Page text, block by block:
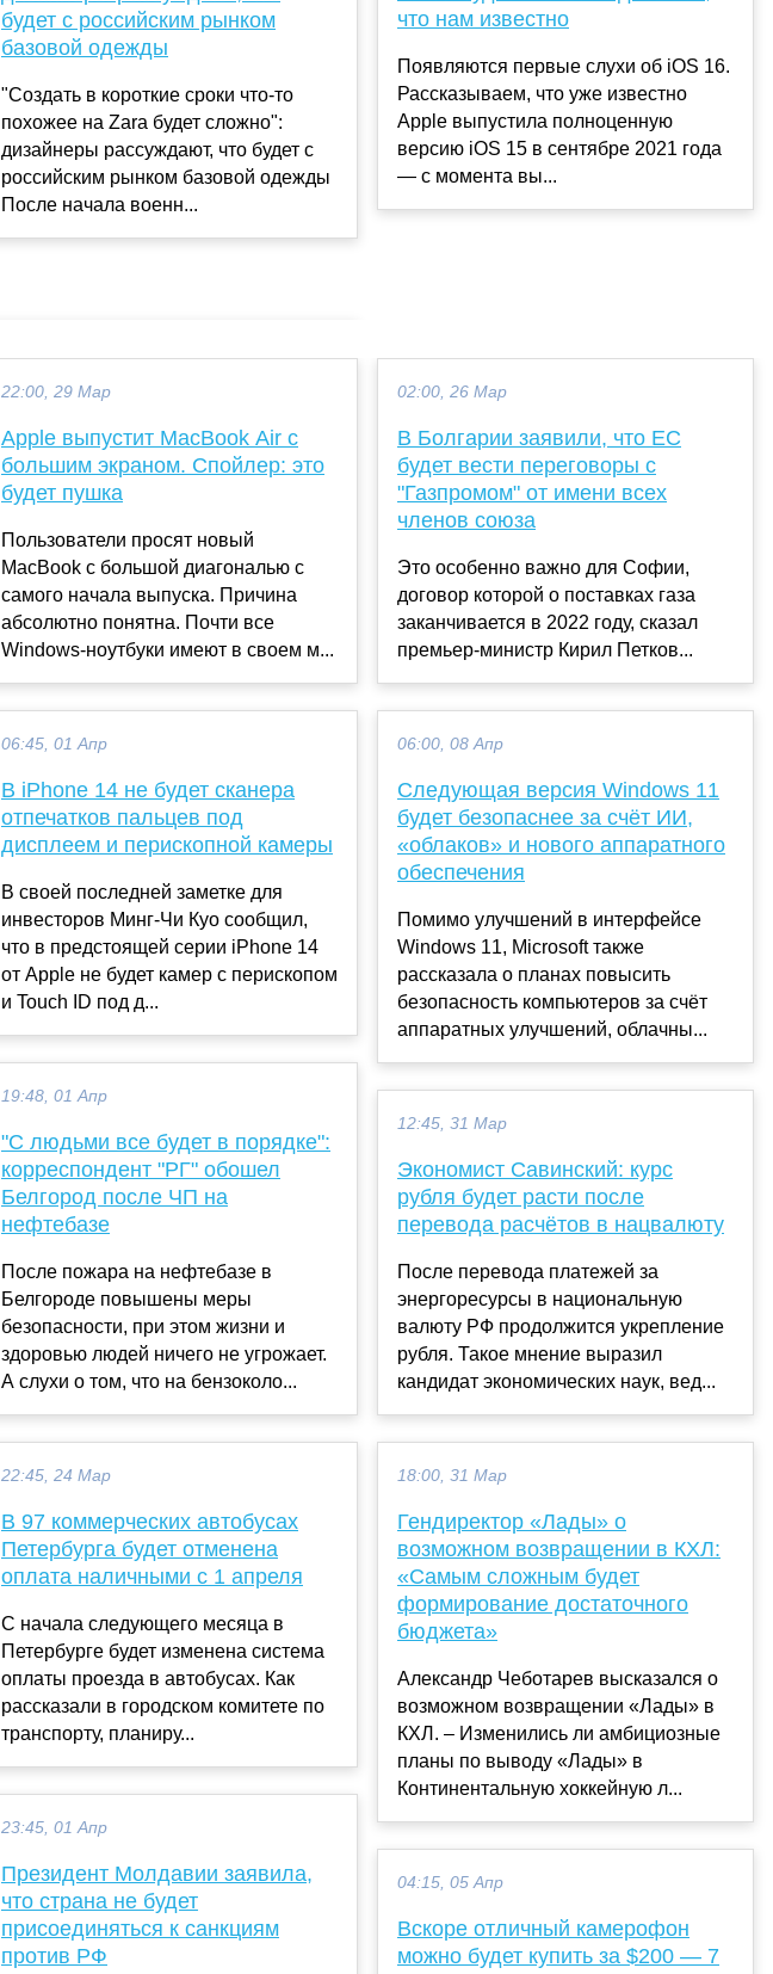
будет с российским рынком
базовой одежды
"Создать в короткие сроки что-то
похожее на Zara будет сложно":
дизайнеры рассуждают, что будет с
российским рынком базовой одежды
После начала военн...
что нам известно
Появляются первые слухи об iOS 16.
Рассказываем, что уже известно
Apple выпустила полноценную
версию iOS 15 в сентябре 2021 года
— с момента вы...
22:00, 29 Мар
Apple выпустит MacBook Air c
большим экраном. Спойлер: это
будет пушка
Пользователи просят новый
MacBook с большой диагональю с
самого начала выпуска. Причина
абсолютно понятна. Почти все
Windows-ноутбуки имеют в своем м...
06:45, 01 Апр
В iPhone 14 не будет сканера
отпечатков пальцев под
дисплеем и перископной камеры
В своей последней заметке для
инвесторов Минг-Чи Куо сообщил,
что в предстоящей серии iPhone 14
от Apple не будет камер с перископом
и Touch ID под д...
19:48, 01 Апр
"С людьми все будет в порядке":
корреспондент "РГ" обошел
Белгород после ЧП на
нефтебазе
После пожара на нефтебазе в
Белгороде повышены меры
безопасности, при этом жизни и
здоровью людей ничего не угрожает.
А слухи о том, что на бензоколо...
22:45, 24 Мар
В 97 коммерческих автобусах
Петербурга будет отменена
оплата наличными с 1 апреля
С начала следующего месяца в
Петербурге будет изменена система
оплаты проезда в автобусах. Как
рассказали в городском комитете по
транспорту, планиру...
23:45, 01 Апр
Президент Молдавии заявила,
что страна не будет
присоединяться к санкциям
против РФ
02:00, 26 Мар
В Болгарии заявили, что ЕС
будет вести переговоры с
"Газпромом" от имени всех
членов союза
Это особенно важно для Софии,
договор которой о поставках газа
заканчивается в 2022 году, сказал
премьер-министр Кирил Петков...
06:00, 08 Апр
Следующая версия Windows 11
будет безопаснее за счёт ИИ,
«облаков» и нового аппаратного
обеспечения
Помимо улучшений в интерфейсе
Windows 11, Microsoft также
рассказала о планах повысить
безопасность компьютеров за счёт
аппаратных улучшений, облачны...
12:45, 31 Мар
Экономист Савинский: курс
рубля будет расти после
перевода расчётов в нацвалюту
После перевода платежей за
энергоресурсы в национальную
валюту РФ продолжится укрепление
рубля. Такое мнение выразил
кандидат экономических наук, вед...
18:00, 31 Мар
Гендиректор «Лады» о
возможном возвращении в КХЛ:
«Самым сложным будет
формирование достаточного
бюджета»
Александр Чеботарев высказался о
возможном возвращении «Лады» в
КХЛ. – Изменились ли амбициозные
планы по выводу «Лады» в
Континентальную хоккейную л...
04:15, 05 Апр
Вскоре отличный камерофон
можно будет купить за $200 — 7